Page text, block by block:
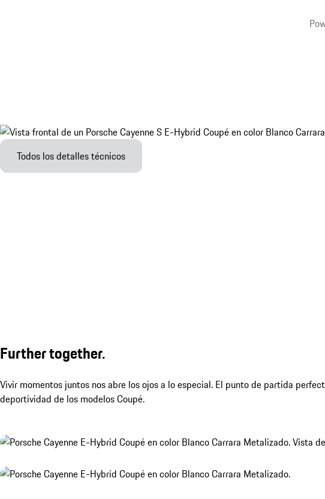
Todos los detalles técnicos
Further together.
Vivir momentos juntos nos abre los ojos a lo especial. El punto de partida
deportividad de los modelos Coupé.